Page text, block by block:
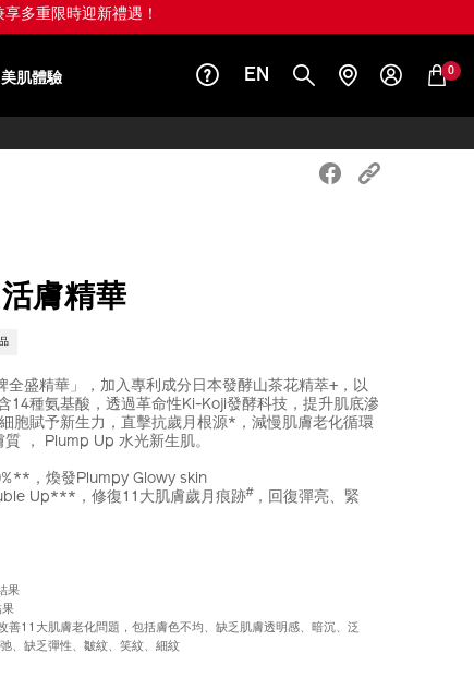
HK$1,010)！
肌體驗 EN 0
膚精華
全盛精華」，加入專利成分日本發酵山茶花精萃+，以
14種氨基酸，透過革命性Ki-Koji發酵科技，提升肌底滲
胞賦予新生力，直擊抗歲月根源*，減慢肌膚老化循環
， Plump Up 水光新生肌。
，煥發Plumpy Glowy skin
Up***，修復11大肌膚歲月痕跡# ，回復彈亮、緊
果
善11大肌膚老化問題，包括膚色不均、缺乏肌膚透明感、暗沉、泛
、缺乏彈性、皺紋、笑紋、細紋